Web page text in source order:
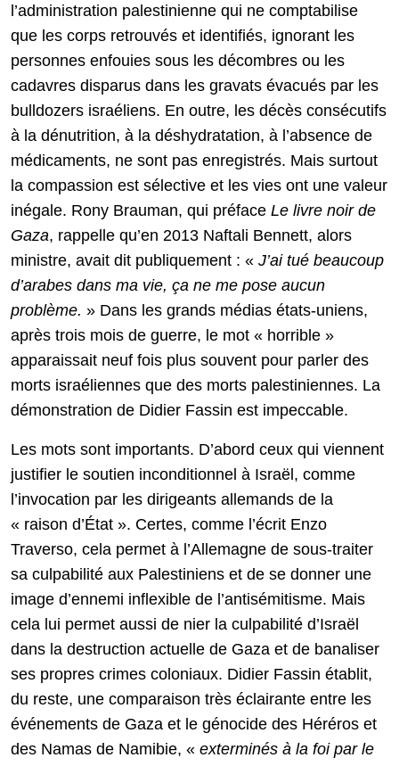
l’administration palestinienne qui ne comptabilise
que les corps retrouvés et identifiés, ignorant les
personnes enfouies sous les décombres ou les
cadavres disparus dans les gravats évacués par les
bulldozers israéliens. En outre, les décès consécutifs
à la dénutrition, à la déshydratation, à l’absence de
médicaments, ne sont pas enregistrés. Mais surtout
la compassion est sélective et les vies ont une valeur
inégale. Rony Brauman, qui préface Le livre noir de
Gaza, rappelle qu’en 2013 Naftali Bennett, alors
ministre, avait dit publiquement : « J’ai tué beaucoup
d’arabes dans ma vie, ça ne me pose aucun
problème. » Dans les grands médias états-uniens,
après trois mois de guerre, le mot « horrible »
apparaissait neuf fois plus souvent pour parler des
morts israéliennes que des morts palestiniennes. La
démonstration de Didier Fassin est impeccable.
Les mots sont importants. D’abord ceux qui viennent
justifier le soutien inconditionnel à Israël, comme
l’invocation par les dirigeants allemands de la
« raison d’État ». Certes, comme l’écrit Enzo
Traverso, cela permet à l’Allemagne de sous-traiter
sa culpabilité aux Palestiniens et de se donner une
image d’ennemi inflexible de l’antisémitisme. Mais
cela lui permet aussi de nier la culpabilité d’Israël
dans la destruction actuelle de Gaza et de banaliser
ses propres crimes coloniaux. Didier Fassin établit,
du reste, une comparaison très éclairante entre les
événements de Gaza et le génocide des Héréros et
des Namas de Namibie, « exterminés à la foi par le